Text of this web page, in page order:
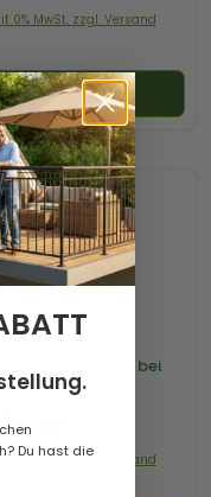
0% MwSt. zzgl. Versand
A2-Tegalit
1-3 Werktage bei
€*
0% MwSt. zzgl. Versand
Du hast die